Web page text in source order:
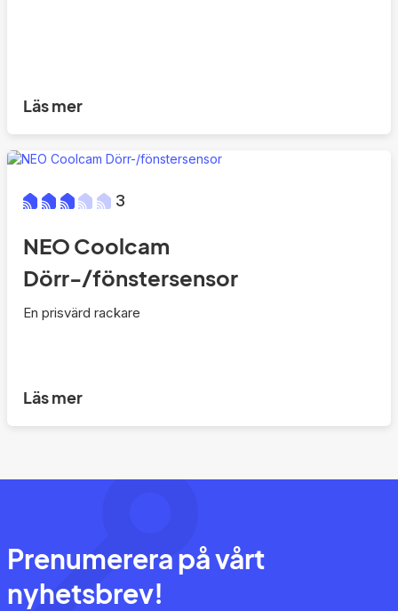
Läs mer
3
NEO Coolcam
Dörr-/fönstersensor
En prisvärd rackare
Läs mer
Prenumerera på vårt
nyhetsbrev!